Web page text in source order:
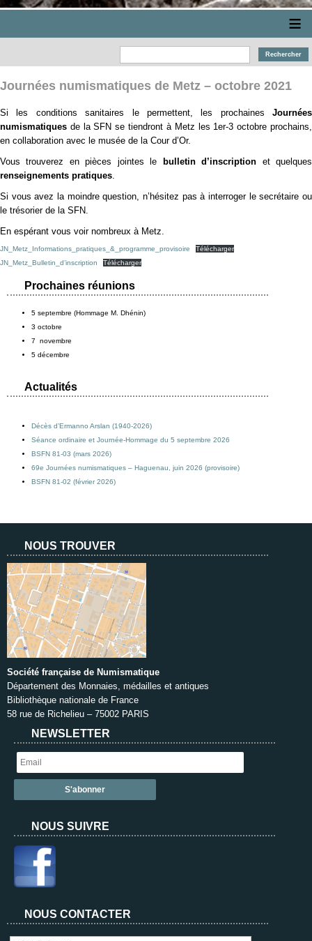
≡
Journées numismatiques de Metz – octobre 2021
Si les conditions sanitaires le permettent, les prochaines Journées
numismatiques de la SFN se tiendront à Metz les 1er-3 octobre prochains,
en collaboration avec le musée de la Cour d’Or.
Vous trouverez en pièces jointes le
bulletin d’inscription et quelques
renseignements pratiques
Si vous avez la moindre question, n’hésitez pas à interroger le secrétaire ou
le trésorier de la SFN.
En espérant vous voir nombreux à Metz.
JN_Metz_Informations_pratiques_&_programme_provisoire
Télécharger
JN_Metz_Bulletin_d’inscription
Télécharger
Prochaines réunions
5 septembre (Hommage M. Dhénin)
3 octobre
7 novembre
5 décembre
Actualités
Décès d’Ermanno Arslan (1940-2026)
Séance ordinaire et Journée-Hommage du 5 septembre 2026
BSFN 81-03 (mars 2026)
69e Journées numismatiques – Haguenau, juin 2026 (provisoire)
BSFN 81-02 (février 2026)
NOUS TROUVER
Société française de Numismatique
Département des Monnaies, médailles et antiques
Bibliothèque nationale de France
58 rue de Richelieu – 75002 PARIS
NEWSLETTER
NOUS SUIVRE
NOUS CONTACTER